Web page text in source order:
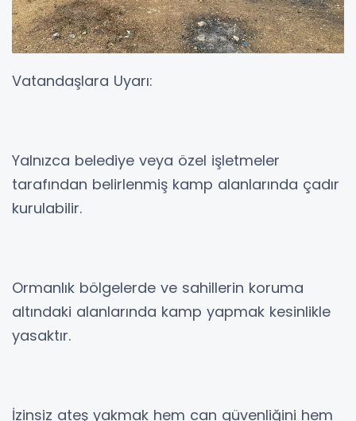
Vatandaşlara Uyarı:
Yalnızca belediye veya özel işletmeler
tarafından belirlenmiş kamp alanlarında çadır
kurulabilir.
Ormanlık bölgelerde ve sahillerin koruma
altındaki alanlarında kamp yapmak kesinlikle
yasaktır.
İzinsiz ateş yakmak hem can güvenliğini hem